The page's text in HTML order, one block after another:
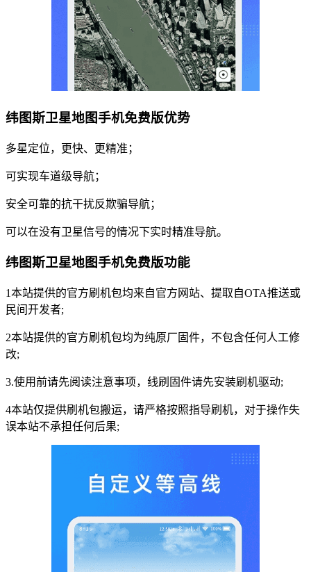
纬图斯卫星地图手机免费版优势
多星定位，更快、更精准；
可实现车道级导航；
安全可靠的抗干扰反欺骗导航；
可以在没有卫星信号的情况下实时精准导航。
纬图斯卫星地图手机免费版功能
1本站提供的官方刷机包均来自官方网站、提取自OTA推送或
民间开发者;
2本站提供的官方刷机包均为纯原厂固件，不包含任何人工修
改;
3.使用前请先阅读注意事项，线刷固件请先安装刷机驱动;
4本站仅提供刷机包搬运，请严格按照指导刷机，对于操作失
误本站不承担任何后果;